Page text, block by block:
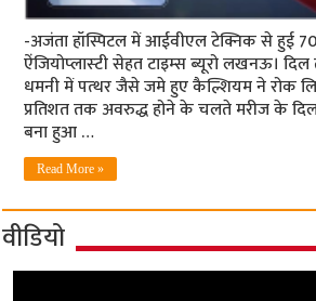
-अजंता हॉस्पिटल में आईवीएल टेक्निक से हुई 70
ऐंजियोप्‍लास्‍टी सेहत टाइम्‍स ब्‍यूरो लखनऊ।
धमनी में पत्‍थर जैसे जमे हुए कैल्शियम ने रोक
प्रतिशत तक अवरुद्ध होने के चलते मरीज के
बना हुआ …
Read More »
वीडियो